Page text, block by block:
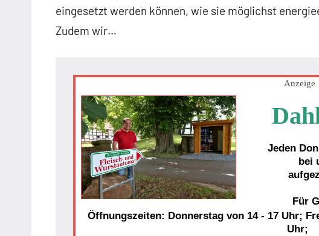
eingesetzt werden können, wie sie möglichst
Zudem wir…
Anzeige
Jeden
bei
Für
Öffnungszeiten: Donnerstag von 14 - 17 Uhr;
Uhr;